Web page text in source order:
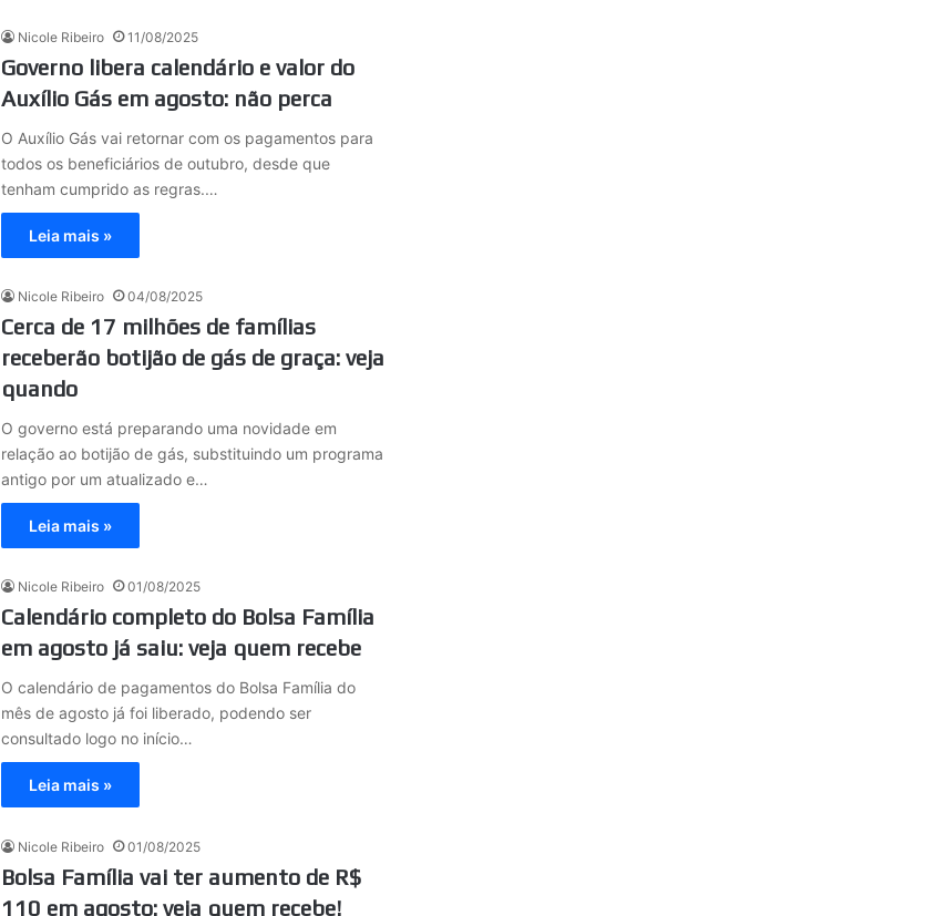
Nicole Ribeiro 11/08/2025
Governo libera calendário e valor do
Auxílio Gás em agosto: não perca
O Auxílio Gás vai retornar com os pagamentos para
todos os beneficiários de outubro, desde que
tenham cumprido as regras.…
Leia mais »
Nicole Ribeiro 04/08/2025
Cerca de 17 milhões de famílias
receberão botijão de gás de graça: veja
quando
O governo está preparando uma novidade em
relação ao botijão de gás, substituindo um programa
antigo por um atualizado e…
Leia mais »
Nicole Ribeiro 01/08/2025
Calendário completo do Bolsa Família
em agosto já saiu: veja quem recebe
O calendário de pagamentos do Bolsa Família do
mês de agosto já foi liberado, podendo ser
consultado logo no início…
Leia mais »
Nicole Ribeiro 01/08/2025
Bolsa Família vai ter aumento de R$
110 em agosto: veja quem recebe!